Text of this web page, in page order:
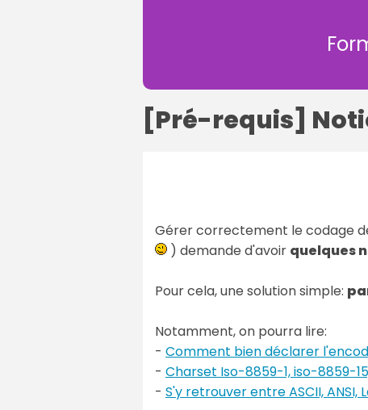
[Pré-requis]
Gérer correctement le codage
) demande d'avoir quelques
Pour cela, une solution simple:
Notamment, on pourra lire:
- Comment bien déclarer
- Charset Iso-8859-1, iso-8859-
- S'y retrouver entre ASCII, ANSI,